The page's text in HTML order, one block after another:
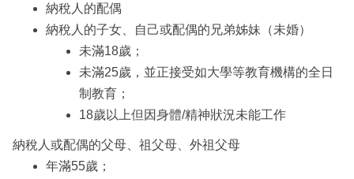
納稅人的配偶
納稅人的子女、自己或配偶的兄弟姊妹（未婚）
未滿18歲；
未滿25歲，並正接受如大學等教育機構的全日
制教育；
18歲以上但因身體/精神狀況未能工作
納稅人或配偶的父母、祖父母、外祖父母
年滿55歲；